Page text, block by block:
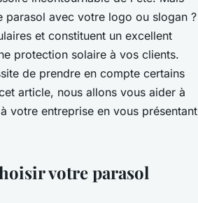
avec votre logo ou slogan ?
et constituent un excellent
protection solaire à vos clients.
de prendre en compte certains
article, nous allons vous aider à
votre entreprise en vous présentant
votre parasol